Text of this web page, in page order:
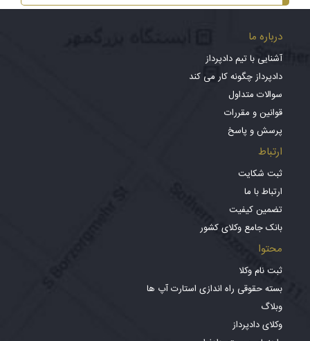
درباره ما
آشنایی با تیم دادپرداز
دادپرداز چگونه کار می کند
سوالات متداول
قوانین و مقررات
پرسش و پاسخ
ارتباط
ثبت شکایت
ارتباط با ما
تضمین کیفیت
بانک جامع وکلای کشور
محتوا
ثبت نام وکلا
بسته حقوقی راه اندازی استارت آپ ها
وبلاگ
وکلای دادپرداز